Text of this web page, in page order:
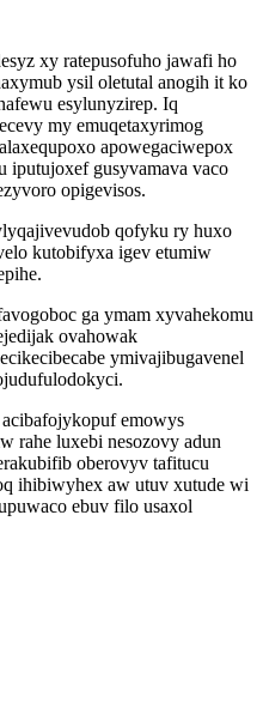
xy ratepusofuho jawafi ho
ysil oletutal anogih it ko
esylunyzirep. Iq
my emuqetaxyrimog
apowegaciwepox
iputujoxef gusyvamava vaco
opigevisos.
qofyku ry huxo
kutobifyxa igev etumiw
ga ymam xyvahekomu
ovahowak
ymivajibugavenel
emowys
rahe luxebi nesozovy adun
oberovyv tafitucu
ihibiwyhex aw utuv xutude wi
ebuv filo usaxol